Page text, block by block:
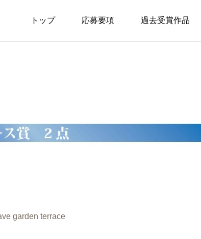
トップ 応募要項 過去受賞作品
garden terrace